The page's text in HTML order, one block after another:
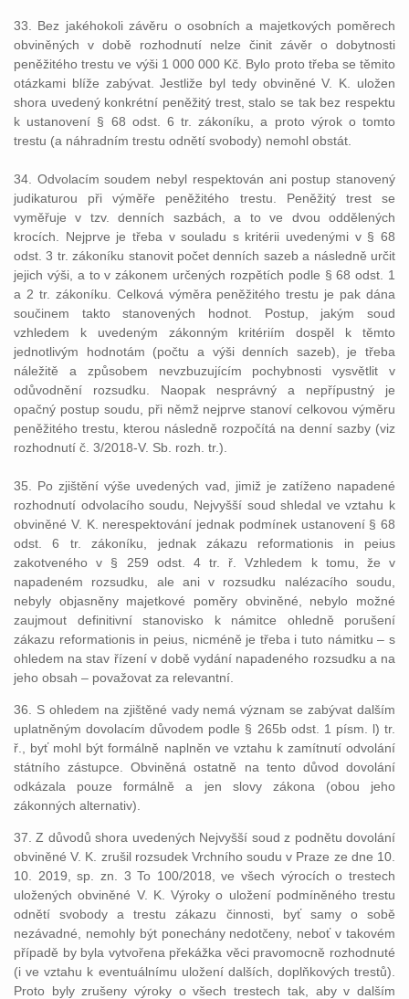
33. Bez jakéhokoli závěru o osobních a majetkových poměrech
obviněných v době rozhodnutí nelze činit závěr o dobytnosti
peněžitého trestu ve výši 1 000 000 Kč. Bylo proto třeba se těmito
otázkami blíže zabývat. Jestliže byl tedy obviněné V. K. uložen
shora uvedený konkrétní peněžitý trest, stalo se tak bez respektu
k ustanovení § 68 odst. 6 tr. zákoníku, a proto výrok o tomto
trestu (a náhradním trestu odnětí svobody) nemohl obstát.
34. Odvolacím soudem nebyl respektován ani postup stanovený
judikaturou při výměře peněžitého trestu. Peněžitý trest se
vyměřuje v tzv. denních sazbách, a to ve dvou oddělených
krocích. Nejprve je třeba v souladu s kritérii uvedenými v § 68
odst. 3 tr. zákoníku stanovit počet denních sazeb a následně určit
jejich výši, a to v zákonem určených rozpětích podle § 68 odst. 1
a 2 tr. zákoníku. Celková výměra peněžitého trestu je pak dána
součinem takto stanovených hodnot. Postup, jakým soud
vzhledem k uvedeným zákonným kritériím dospěl k těmto
jednotlivým hodnotám (počtu a výši denních sazeb), je třeba
náležitě a způsobem nevzbuzujícím pochybnosti vysvětlit v
odůvodnění rozsudku. Naopak nesprávný a nepřípustný je
opačný postup soudu, při němž nejprve stanoví celkovou výměru
peněžitého trestu, kterou následně rozpočítá na denní sazby (viz
rozhodnutí č. 3/2018-V. Sb. rozh. tr.).
35. Po zjištění výše uvedených vad, jimiž je zatíženo napadené
rozhodnutí odvolacího soudu, Nejvyšší soud shledal ve vztahu k
obviněné V. K. nerespektování jednak podmínek ustanovení § 68
odst. 6 tr. zákoníku, jednak zákazu reformationis in peius
zakotveného v § 259 odst. 4 tr. ř. Vzhledem k tomu, že v
napadeném rozsudku, ale ani v rozsudku nalézacího soudu,
nebyly objasněny majetkové poměry obviněné, nebylo možné
zaujmout definitivní stanovisko k námitce ohledně porušení
zákazu reformationis in peius, nicméně je třeba i tuto námitku – s
ohledem na stav řízení v době vydání napadeného rozsudku a na
jeho obsah – považovat za relevantní.
36. S ohledem na zjištěné vady nemá význam se zabývat dalším
uplatněným dovolacím důvodem podle § 265b odst. 1 písm. l) tr.
ř., byť mohl být formálně naplněn ve vztahu k zamítnutí odvolání
státního zástupce. Obviněná ostatně na tento důvod dovolání
odkázala pouze formálně a jen slovy zákona (obou jeho
zákonných alternativ).
37. Z důvodů shora uvedených Nejvyšší soud z podnětu dovolání
obviněné V. K. zrušil rozsudek Vrchního soudu v Praze ze dne 10.
10. 2019, sp. zn. 3 To 100/2018, ve všech výrocích o trestech
uložených obviněné V. K. Výroky o uložení podmíněného trestu
odnětí svobody a trestu zákazu činnosti, byť samy o sobě
nezávadné, nemohly být ponechány nedotčeny, neboť v takovém
případě by byla vytvořena překážka věci pravomocně rozhodnuté
(i ve vztahu k eventuálnímu uložení dalších, doplňkových trestů).
Proto byly zrušeny výroky o všech trestech tak, aby v dalším